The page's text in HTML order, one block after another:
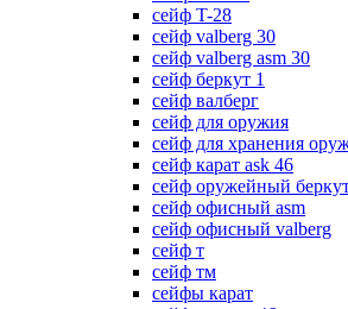
сейф T-28
сейф valberg 30
сейф valberg asm 30
сейф беркут 1
сейф валберг
сейф для оружия
сейф для хранения
сейф карат ask 46
сейф оружейный
сейф офисный asm
сейф офисный valberg
сейф т
сейф тм
сейфы карат